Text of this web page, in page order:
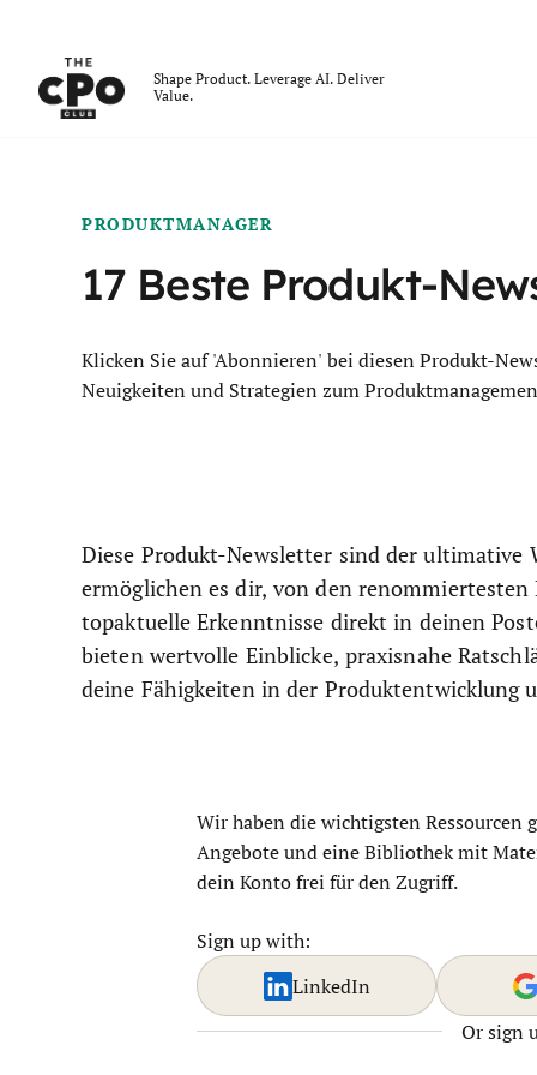
Shape Product. Leverage AI. Deliver
Value.
PRODUKTMANAGER
17 Beste Produkt-
Klicken Sie auf 'Abonnieren' bei diesen Produkt-
Neuigkeiten und Strategien zum
Diese Produkt-Newsletter sind der ultimative
ermöglichen es dir, von den
topaktuelle Erkenntnisse direkt in deinen
bieten wertvolle Einblicke, praxisnahe
deine Fähigkeiten in der
Wir haben die wichtigsten Ressourcen
Angebote und eine Bibliothek mit
dein Konto frei für den Zugriff.
Sign up with:
LinkedIn
Or sign